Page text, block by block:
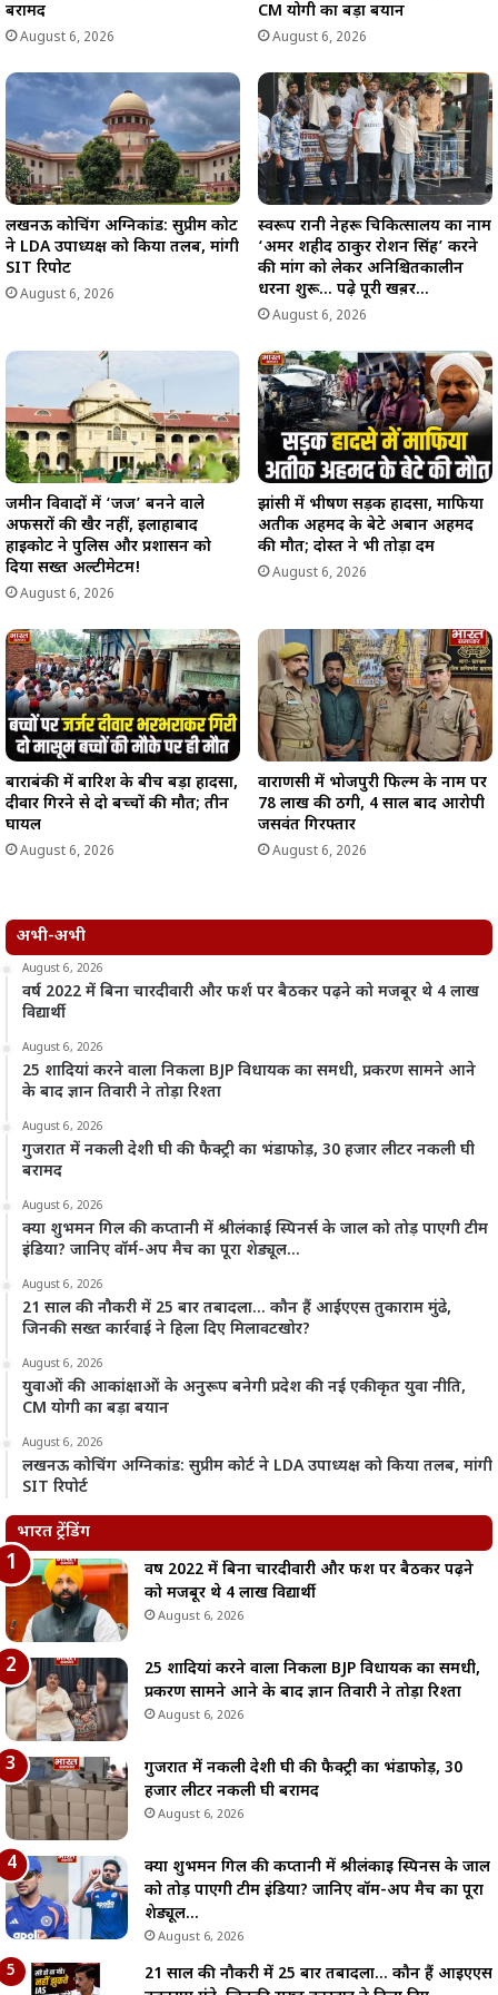
बरामद
August 6, 2026
CM योगी का बड़ा बयान
August 6, 2026
लखनऊ कोचिंग अग्निकांड: सुप्रीम कोर्ट
ने LDA उपाध्यक्ष को किया तलब, मांगी
SIT रिपोर्ट
August 6, 2026
स्वरूप रानी नेहरू चिकित्सालय का नाम
‘अमर शहीद ठाकुर रोशन सिंह’ करने
की मांग को लेकर अनिश्चितकालीन
धरना शुरू… पढ़े पूरी खब़र…
August 6, 2026
जमीन विवादों में ‘जज’ बनने वाले
अफसरों की खैर नहीं, इलाहाबाद
हाईकोर्ट ने पुलिस और प्रशासन को
दिया सख्त अल्टीमेटम!
August 6, 2026
झांसी में भीषण सड़क हादसा, माफिया
अतीक अहमद के बेटे अबान अहमद
की मौत; दोस्त ने भी तोड़ा दम
August 6, 2026
बाराबंकी में बारिश के बीच बड़ा हादसा,
दीवार गिरने से दो बच्चों की मौत; तीन
घायल
August 6, 2026
वाराणसी में भोजपुरी फिल्म के नाम पर
78 लाख की ठगी, 4 साल बाद आरोपी
जसवंत गिरफ्तार
August 6, 2026
अभी-अभी
August 6, 2026
वर्ष 2022 में बिना चारदीवारी और फर्श पर बैठकर पढ़ने को मजबूर थे 4 लाख
विद्यार्थी
August 6, 2026
25 शादियां करने वाला निकला BJP विधायक का समधी, प्रकरण सामने आने
के बाद ज्ञान तिवारी ने तोड़ा रिश्ता
August 6, 2026
गुजरात में नकली देशी घी की फैक्ट्री का भंडाफोड़, 30 हजार लीटर नकली घी
बरामद
August 6, 2026
क्या शुभमन गिल की कप्तानी में श्रीलंकाई स्पिनर्स के जाल को तोड़ पाएगी टीम
इंडिया? जानिए वॉर्म-अप मैच का पूरा शेड्यूल…
August 6, 2026
21 साल की नौकरी में 25 बार तबादला… कौन हैं आईएएस तुकाराम मुंढे,
जिनकी सख्त कार्रवाई ने हिला दिए मिलावटखोर?
August 6, 2026
युवाओं की आकांक्षाओं के अनुरूप बनेगी प्रदेश की नई एकीकृत युवा नीति,
CM योगी का बड़ा बयान
August 6, 2026
लखनऊ कोचिंग अग्निकांड: सुप्रीम कोर्ट ने LDA उपाध्यक्ष को किया तलब, मांगी
SIT रिपोर्ट
भारत ट्रेंडिंग
वर्ष 2022 में बिना चारदीवारी और फर्श पर बैठकर पढ़ने
को मजबूर थे 4 लाख विद्यार्थी
August 6, 2026
25 शादियां करने वाला निकला BJP विधायक का समधी,
प्रकरण सामने आने के बाद ज्ञान तिवारी ने तोड़ा रिश्ता
August 6, 2026
गुजरात में नकली देशी घी की फैक्ट्री का भंडाफोड़, 30
हजार लीटर नकली घी बरामद
August 6, 2026
क्या शुभमन गिल की कप्तानी में श्रीलंकाई स्पिनर्स के जाल
को तोड़ पाएगी टीम इंडिया? जानिए वॉर्म-अप मैच का पूरा
शेड्यूल…
August 6, 2026
21 साल की नौकरी में 25 बार तबादला… कौन हैं आईएएस